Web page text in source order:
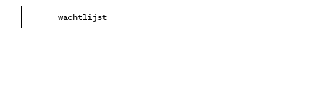
wachtlijst